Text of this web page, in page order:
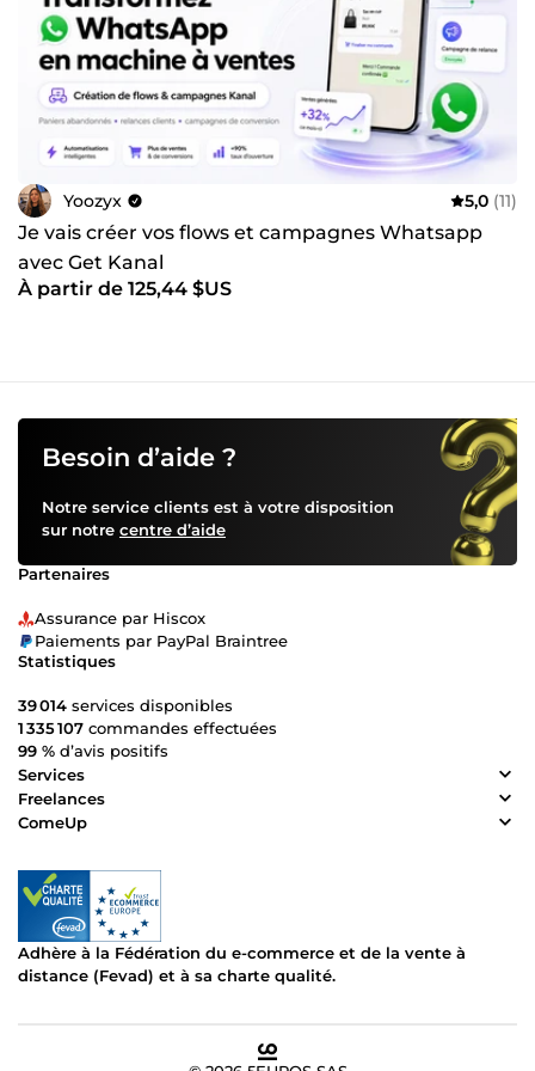
Yoozyx 5,0 (11)
Je vais créer vos flows et campagnes Whatsapp
avec Get Kanal
À partir de 125,44 $US
Besoin d’aide ?
Notre service clients est à votre disposition
sur notre centre d’aide
Partenaires
Assurance par Hiscox
Paiements par PayPal Braintree
Statistiques
39 014 services disponibles
1 335 107 commandes effectuées
99 % d’avis positifs
Services
Freelances
ComeUp
Adhère à la Fédération du e-commerce et de la vente à
distance (Fevad) et à sa charte qualité.